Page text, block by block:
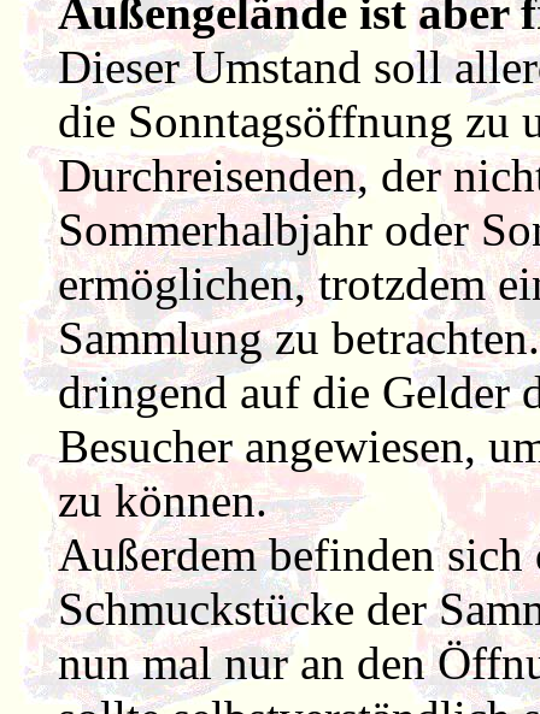
Außengelände ist aber
Dieser Umstand soll
die Sonntagsöffnung zu
Durchreisenden, der
Sommerhalbjahr oder
ermöglichen, trotzdem
Sammlung zu
dringend auf die Gelder
Besucher angewiesen,
zu können.
Außerdem befinden sich
Schmuckstücke der
nun mal nur an den